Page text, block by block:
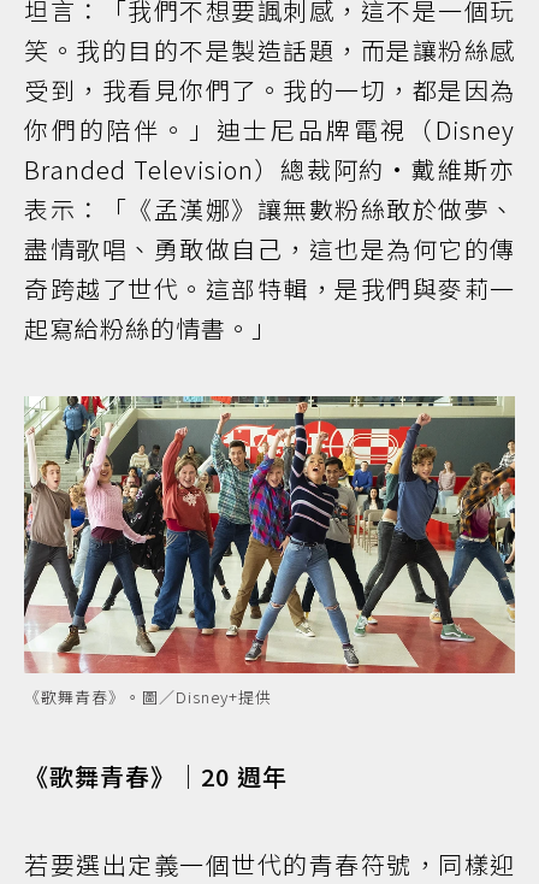
坦言：「我們不想要諷刺感，這不是一個玩
笑。我的目的不是製造話題，而是讓粉絲感
受到，我看見你們了。我的一切，都是因為
你們的陪伴。」迪士尼品牌電視（Disney
Branded Television）總裁阿約·戴維斯亦
表示：「《孟漢娜》讓無數粉絲敢於做夢、
盡情歌唱、勇敢做自己，這也是為何它的傳
奇跨越了世代。這部特輯，是我們與麥莉一
起寫給粉絲的情書。」
《歌舞青春》。圖／Disney+提供
《歌舞青春》｜20 週年
若要選出定義一個世代的青春符號，同樣迎